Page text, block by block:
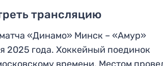
трансляцию
«Динамо» Минск – «Амур»
2025 года. Хоккейный поединок